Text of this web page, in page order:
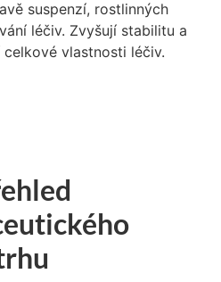
suspenzí, rostlinných
léčiv. Zvyšují stabilitu a
vlastnosti léčiv.